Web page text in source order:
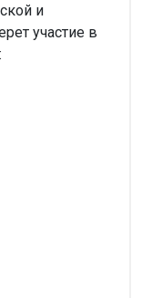
и
участие в